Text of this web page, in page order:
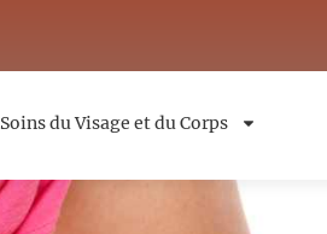
Soins du Visage et du Corps